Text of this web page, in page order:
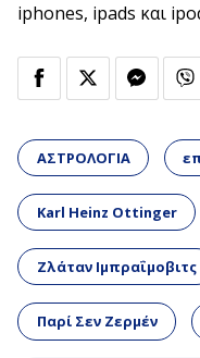
iphones, ipads και
ΑΣΤΡΟΛΟΓΙΑ
Karl Heinz Ottinger
Ζλάταν Ιμπραΐμοβιτς
Παρί Σεν Ζερμέν